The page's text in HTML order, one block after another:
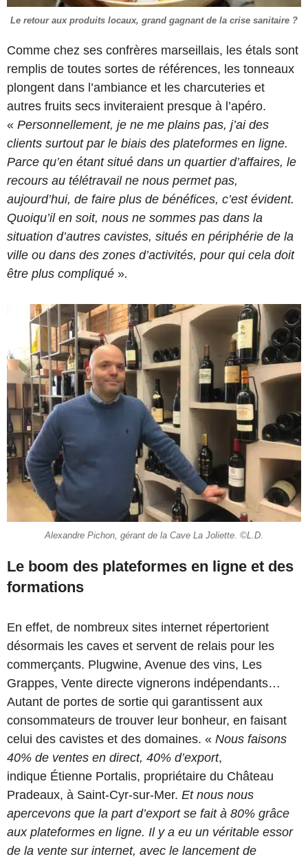
Le retour aux produits locaux, grand gagnant de la crise sanitaire ?
Comme chez ses confrères marseillais, les étals sont
remplis de toutes sortes de références, les tonneaux
plongent dans l’ambiance et les charcuteries et
autres fruits secs inviteraient presque à l’apéro.
« Personnellement, je ne me plains pas, j’ai des
clients surtout par le biais des plateformes en ligne.
Parce qu’en étant situé dans un quartier d’affaires, le
recours au télétravail ne nous permet pas,
aujourd’hui, de faire plus de bénéfices, c’est évident.
Quoiqu’il en soit, nous ne sommes pas dans la
situation d’autres cavistes, situés en périphérie de la
ville ou dans des zones d’activités, pour qui cela doit
être plus compliqué ».
Alexandre Pichon, gérant de la Cave La Joliette. ©L.D.
Le boom des plateformes en ligne et des
formations
En effet, de nombreux sites internet répertorient
désormais les caves et servent de relais pour les
commerçants. Plugwine, Avenue des vins, Les
Grappes, Vente directe vignerons indépendants…
Autant de portes de sortie qui garantissent aux
consommateurs de trouver leur bonheur, en faisant
celui des cavistes et des domaines. « Nous faisons
40% de ventes en direct, 40% d’export,
indique Étienne Portalis, propriétaire du Château
Pradeaux, à Saint-Cyr-sur-Mer. Et nous nous
apercevons que la part d’export se fait à 80% grâce
aux plateformes en ligne. Il y a eu un véritable essor
de la vente sur internet, avec le lancement de